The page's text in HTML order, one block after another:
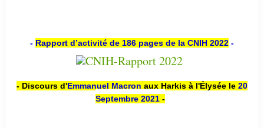
- Rapport d’activité de 186 pages de la CNIH 2022 -
- Discours d'Emmanuel Macron aux Harkis à l'Élysée le 20
Septembre 2021 -